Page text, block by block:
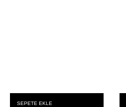
SEPETE EKLE